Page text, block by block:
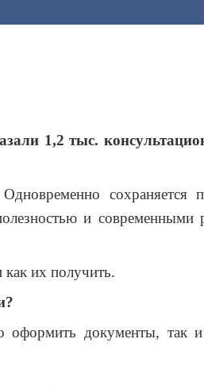
1,2 тыс.
сохраняется
и современными
их получить.
оформить документы, так